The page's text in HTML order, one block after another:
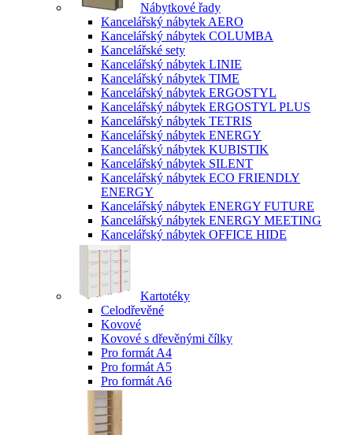
Nábytkové řady
Kancelářský nábytek AERO
Kancelářský nábytek COLUMBA
Kancelářské sety
Kancelářský nábytek LINIE
Kancelářský nábytek TIME
Kancelářský nábytek ERGOSTYL
Kancelářský nábytek ERGOSTYL PLUS
Kancelářský nábytek TETRIS
Kancelářský nábytek ENERGY
Kancelářský nábytek KUBISTIK
Kancelářský nábytek SILENT
Kancelářský nábytek ECO FRIENDLY
ENERGY
Kancelářský nábytek ENERGY FUTURE
Kancelářský nábytek ENERGY MEETING
Kancelářský nábytek OFFICE HIDE
Kartotéky
Celodřevěné
Kovové
Kovové s dřevěnými čílky
Pro formát A4
Pro formát A5
Pro formát A6